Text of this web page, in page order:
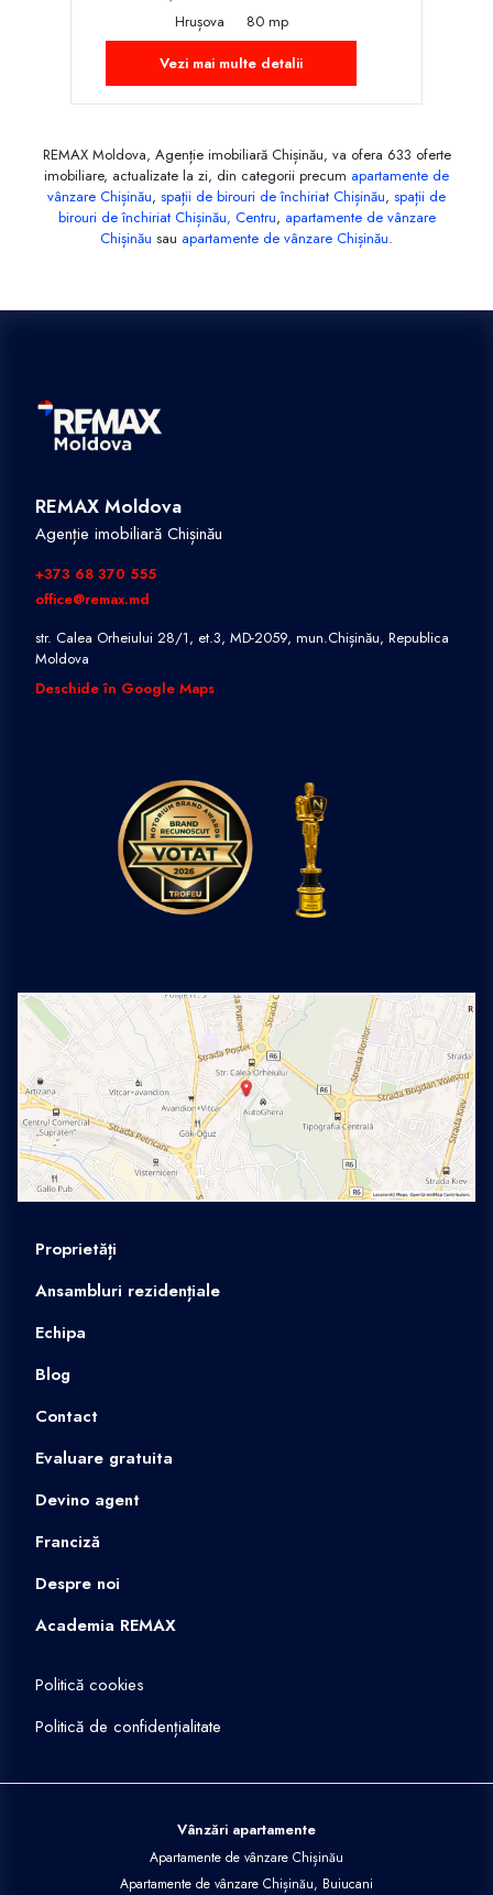
Hrușova
80 mp
Vezi mai multe detalii
REMAX Moldova, Agenție imobiliară Chișinău, va ofera 633 oferte
imobiliare, actualizate la zi, din categorii precum apartamente de
vânzare Chișinău, spații de birouri de închiriat Chișinău, spații de
birouri de închiriat Chișinău, Centru, apartamente de vânzare
Chișinău sau apartamente de vânzare Chișinău.
REMAX Moldova
Agenție imobiliară Chișinău
+373 68 370 555
office@remax.md
str. Calea Orheiului 28/1, et.3, MD-2059, mun.Chișinău, Republica
Moldova
Deschide în Google Maps
Proprietăți
Ansambluri rezidențiale
Echipa
Blog
Contact
Evaluare gratuita
Devino agent
Franciză
Despre noi
Academia REMAX
Politică cookies
Politică de confidențialitate
Vânzări apartamente
Apartamente de vânzare Chișinău
Apartamente de vânzare Chișinău, Buiucani